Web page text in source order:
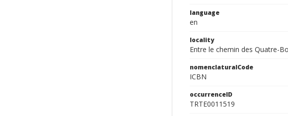
language
en
locality
Entre le chemin des Quatre-
nomenclaturalCode
ICBN
occurrenceID
TRTE0011519